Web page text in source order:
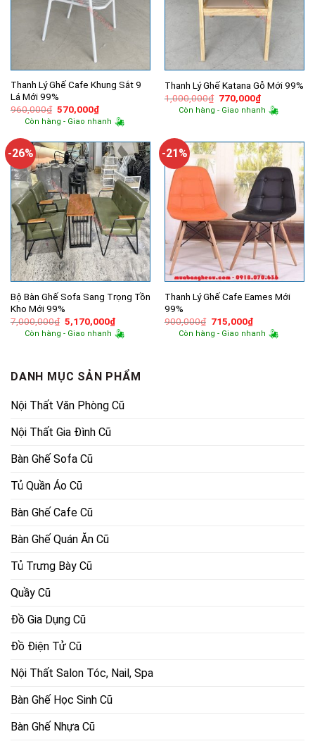
Thanh Lý Ghế Cafe Khung Sắt 9
Lá Mới 99%
960,000₫ Giá
gốc
là:
570,000₫Giá
hiện
tại
570,000₫.
Còn hàng - Giao nhanh
Thanh Lý Ghế Katana Gỗ Mới 99%
1,000,000₫ Giá
gốc
là:
770,000₫Giá
hiện
tại
Còn hàng - Giao nhanh
-26%
Bộ Bàn Ghế Sofa Sang Trọng Tồn
Kho Mới 99%
7,000,000₫ Giá
gốc
là:
5,170,000₫Giá
hiện
tại
Còn hàng - Giao nhanh
-21%
Thanh Lý Ghế Cafe Eames Mới
99%
900,000₫ Giá
gốc
là:
715,000₫Giá
hiện
tại
Còn hàng - Giao nhanh
DANH MỤC SẢN PHẨM
Nội Thất Văn Phòng Cũ
Nội Thất Gia Đình Cũ
Bàn Ghế Sofa Cũ
Tủ Quần Áo Cũ
Bàn Ghế Cafe Cũ
Bàn Ghế Quán Ăn Cũ
Tủ Trưng Bày Cũ
Quầy Cũ
Đồ Gia Dụng Cũ
Đồ Điện Tử Cũ
Nội Thất Salon Tóc, Nail, Spa
Bàn Ghế Học Sinh Cũ
Bàn Ghế Nhựa Cũ